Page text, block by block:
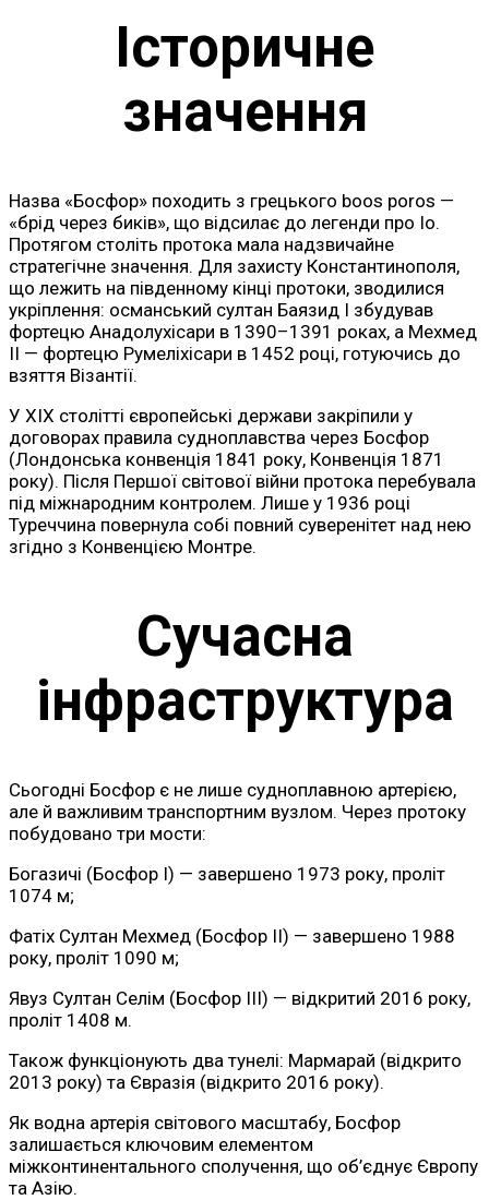
Історичне
значення
Назва «Босфор» походить з грецького boos poros —
«брід через биків», що відсилає до легенди про Іо.
Протягом століть протока мала надзвичайне
стратегічне значення. Для захисту Константинополя,
що лежить на південному кінці протоки, зводилися
укріплення: османський султан Баязид І збудував
фортецю Анадолухісари в 1390–1391 роках, а Мехмед
ІІ — фортецю Румеліхісари в 1452 році, готуючись до
взяття Візантії.
У XIX столітті європейські держави закріпили у
договорах правила судноплавства через Босфор
(Лондонська конвенція 1841 року, Конвенція 1871
року). Після Першої світової війни протока перебувала
під міжнародним контролем. Лише у 1936 році
Туреччина повернула собі повний суверенітет над нею
згідно з Конвенцією Монтре.
Сучасна
інфраструктура
Сьогодні Босфор є не лише судноплавною артерією,
але й важливим транспортним вузлом. Через протоку
побудовано три мости:
Богазичі (Босфор I) — завершено 1973 року, проліт
1074 м;
Фатіх Султан Мехмед (Босфор II) — завершено 1988
року, проліт 1090 м;
Явуз Султан Селім (Босфор III) — відкритий 2016 року,
проліт 1408 м.
Також функціонують два тунелі: Мармарай (відкрито
2013 року) та Євразія (відкрито 2016 року).
Як водна артерія світового масштабу, Босфор
залишається ключовим елементом
міжконтинентального сполучення, що об’єднує Європу
та Азію.